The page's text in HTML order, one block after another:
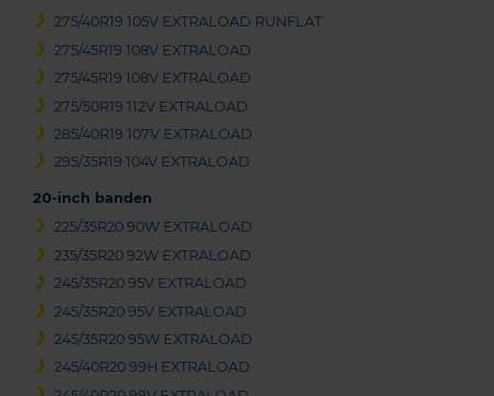
275/40R19 105V EXTRALOAD RUNFLAT
275/45R19 108V EXTRALOAD
275/45R19 108V EXTRALOAD
275/50R19 112V EXTRALOAD
285/40R19 107V EXTRALOAD
295/35R19 104V EXTRALOAD
20-inch banden
225/35R20 90W EXTRALOAD
235/35R20 92W EXTRALOAD
245/35R20 95V EXTRALOAD
245/35R20 95V EXTRALOAD
245/35R20 95W EXTRALOAD
245/40R20 99H EXTRALOAD